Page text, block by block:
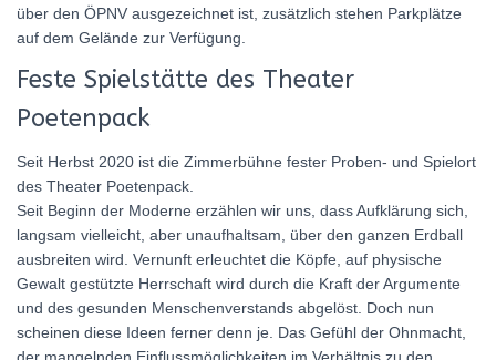
über den ÖPNV ausgezeichnet ist, zusätzlich stehen Parkplätze
auf dem Gelände zur Verfügung.
Feste Spielstätte des Theater
Poetenpack
Seit Herbst 2020 ist die Zimmerbühne fester Proben- und Spielort
des Theater Poetenpack.
Seit Beginn der Moderne erzählen wir uns, dass Aufklärung sich,
langsam vielleicht, aber unaufhaltsam, über den ganzen Erdball
ausbreiten wird. Vernunft erleuchtet die Köpfe, auf physische
Gewalt gestützte Herrschaft wird durch die Kraft der Argumente
und des gesunden Menschenverstands abgelöst. Doch nun
scheinen diese Ideen ferner denn je. Das Gefühl der Ohnmacht,